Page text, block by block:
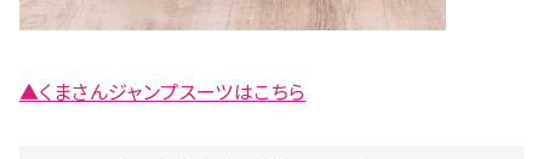
▲くまさんジャンプスーツはこちら